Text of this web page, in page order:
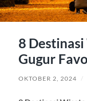
8
Gugur
OKTOBER 2, 2024 /